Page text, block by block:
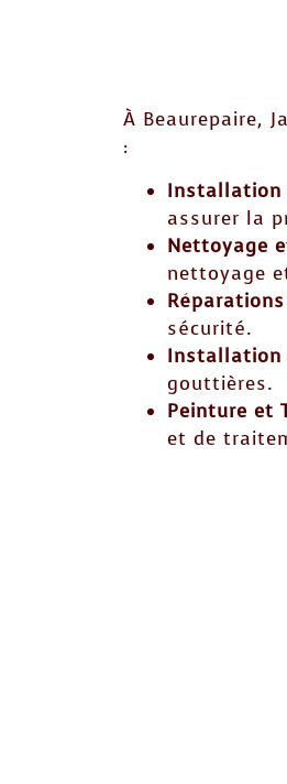
À Beaurepaire,
:
Installation
assurer la
Nettoyage
nettoyage
Réparations
sécurité.
Installation
gouttières.
Peinture et
et de